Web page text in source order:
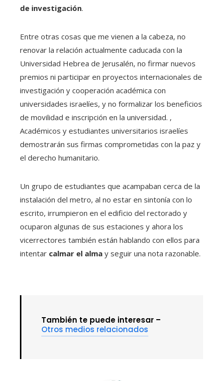
de investigación.
Entre otras cosas que me vienen a la cabeza, no
renovar la relación actualmente caducada con la
Universidad Hebrea de Jerusalén, no firmar nuevos
premios ni participar en proyectos internacionales de
investigación y cooperación académica con
universidades israelíes, y no formalizar los beneficios
de movilidad e inscripción en la universidad. ,
Académicos y estudiantes universitarios israelíes
demostrarán sus firmas comprometidas con la paz y
el derecho humanitario.
Un grupo de estudiantes que acampaban cerca de la
instalación del metro, al no estar en sintonía con lo
escrito, irrumpieron en el edificio del rectorado y
ocuparon algunas de sus estaciones y ahora los
vicerrectores también están hablando con ellos para
intentar calmar el alma y seguir una nota razonable.
También te puede interesar –
Otros medios relacionados